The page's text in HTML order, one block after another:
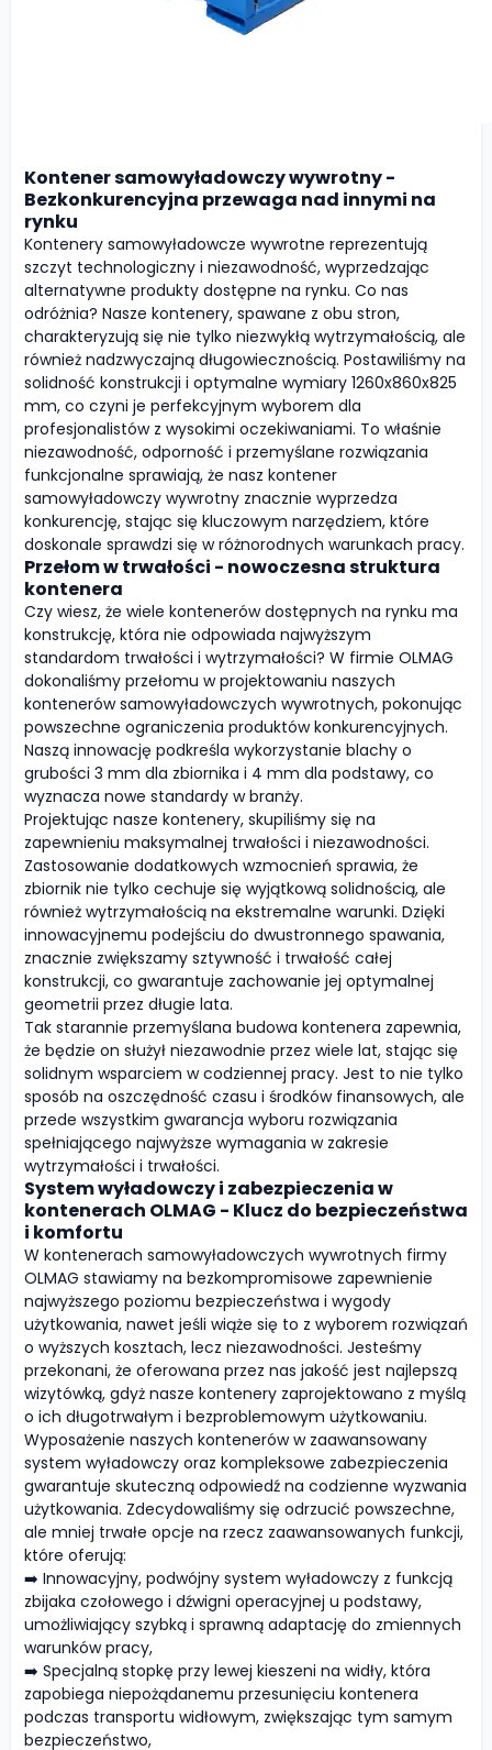
Kontener samowyładowczy wywrotny -
Bezkonkurencyjna przewaga nad innymi na
rynku
Kontenery samowyładowcze wywrotne reprezentują
szczyt technologiczny i niezawodność, wyprzedzając
alternatywne produkty dostępne na rynku. Co nas
odróżnia? Nasze kontenery, spawane z obu stron,
charakteryzują się nie tylko niezwykłą wytrzymałością, ale
również nadzwyczajną długowiecznością. Postawiliśmy na
solidność konstrukcji i optymalne wymiary 1260x860x825
mm, co czyni je perfekcyjnym wyborem dla
profesjonalistów z wysokimi oczekiwaniami. To właśnie
niezawodność, odporność i przemyślane rozwiązania
funkcjonalne sprawiają, że nasz kontener
samowyładowczy wywrotny znacznie wyprzedza
konkurencję, stając się kluczowym narzędziem, które
doskonale sprawdzi się w różnorodnych warunkach pracy.
Przełom w trwałości - nowoczesna struktura
kontenera
Czy wiesz, że wiele kontenerów dostępnych na rynku ma
konstrukcję, która nie odpowiada najwyższym
standardom trwałości i wytrzymałości? W firmie OLMAG
dokonaliśmy przełomu w projektowaniu naszych
kontenerów samowyładowczych wywrotnych, pokonując
powszechne ograniczenia produktów konkurencyjnych.
Naszą innowację podkreśla wykorzystanie blachy o
grubości 3 mm dla zbiornika i 4 mm dla podstawy, co
wyznacza nowe standardy w branży.
Projektując nasze kontenery, skupiliśmy się na
zapewnieniu maksymalnej trwałości i niezawodności.
Zastosowanie dodatkowych wzmocnień sprawia, że
zbiornik nie tylko cechuje się wyjątkową solidnością, ale
również wytrzymałością na ekstremalne warunki. Dzięki
innowacyjnemu podejściu do dwustronnego spawania,
znacznie zwiększamy sztywność i trwałość całej
konstrukcji, co gwarantuje zachowanie jej optymalnej
geometrii przez długie lata.
Tak starannie przemyślana budowa kontenera zapewnia,
że będzie on służył niezawodnie przez wiele lat, stając się
solidnym wsparciem w codziennej pracy. Jest to nie tylko
sposób na oszczędność czasu i środków finansowych, ale
przede wszystkim gwarancja wyboru rozwiązania
spełniającego najwyższe wymagania w zakresie
wytrzymałości i trwałości.
System wyładowczy i zabezpieczenia w
kontenerach OLMAG - Klucz do bezpieczeństwa
i komfortu
W kontenerach samowyładowczych wywrotnych firmy
OLMAG stawiamy na bezkompromisowe zapewnienie
najwyższego poziomu bezpieczeństwa i wygody
użytkowania, nawet jeśli wiąże się to z wyborem rozwiązań
o wyższych kosztach, lecz niezawodności. Jesteśmy
przekonani, że oferowana przez nas jakość jest najlepszą
wizytówką, gdyż nasze kontenery zaprojektowano z myślą
o ich długotrwałym i bezproblemowym użytkowaniu.
Wyposażenie naszych kontenerów w zaawansowany
system wyładowczy oraz kompleksowe zabezpieczenia
gwarantuje skuteczną odpowiedź na codzienne wyzwania
użytkowania. Zdecydowaliśmy się odrzucić powszechne,
ale mniej trwałe opcje na rzecz zaawansowanych funkcji,
które oferują:
➡️ Innowacyjny, podwójny system wyładowczy z funkcją
zbijaka czołowego i dźwigni operacyjnej u podstawy,
umożliwiający szybką i sprawną adaptację do zmiennych
warunków pracy,
➡️ Specjalną stopkę przy lewej kieszeni na widły, która
zapobiega niepożądanemu przesunięciu kontenera
podczas transportu widłowym, zwiększając tym samym
bezpieczeństwo,